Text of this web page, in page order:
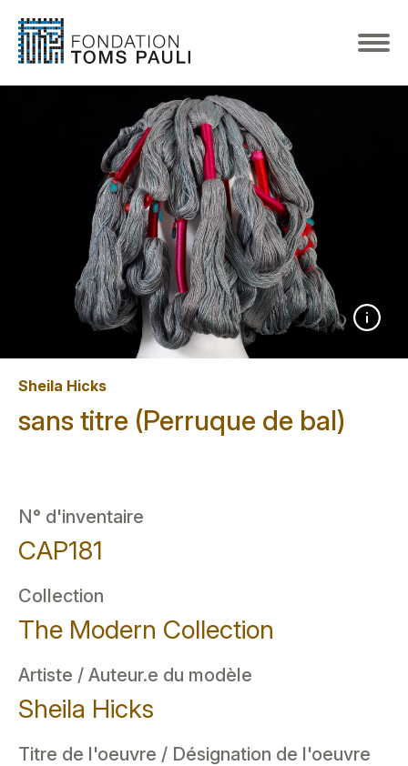
Sheila Hicks
sans titre (Perruque de bal)
N° d'inventaire
CAP181
Collection
The Modern Collection
Artiste / Auteur.e du modèle
Sheila Hicks
Titre de l'oeuvre / Désignation de l'oeuvre